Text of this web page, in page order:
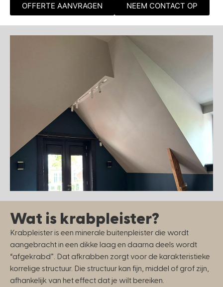
OFFERTE AANVRAGEN NEEM CONTACT OP
Wat is krabpleister?
Krabpleister is een minerale buitenpleister die wordt
aangebracht in een dikke laag en daarna deels wordt
“afgekrabd”. Dat afkrabben zorgt voor de karakteristieke
korrelige structuur. Die structuur kan fijn, middel of grof zijn,
afhankelijk van het effect dat je wilt bereiken.